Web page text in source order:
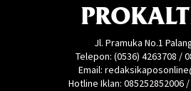
Jl. Pramuka No.1
Telepon: (0536) 4263708 /
Email:
Hotline Iklan: 085252852006